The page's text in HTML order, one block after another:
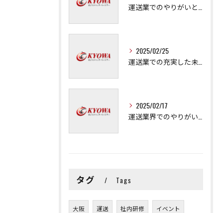
2025/02/25
2025/02/17
タグ Tags
大阪 運送 社内研修 イベント